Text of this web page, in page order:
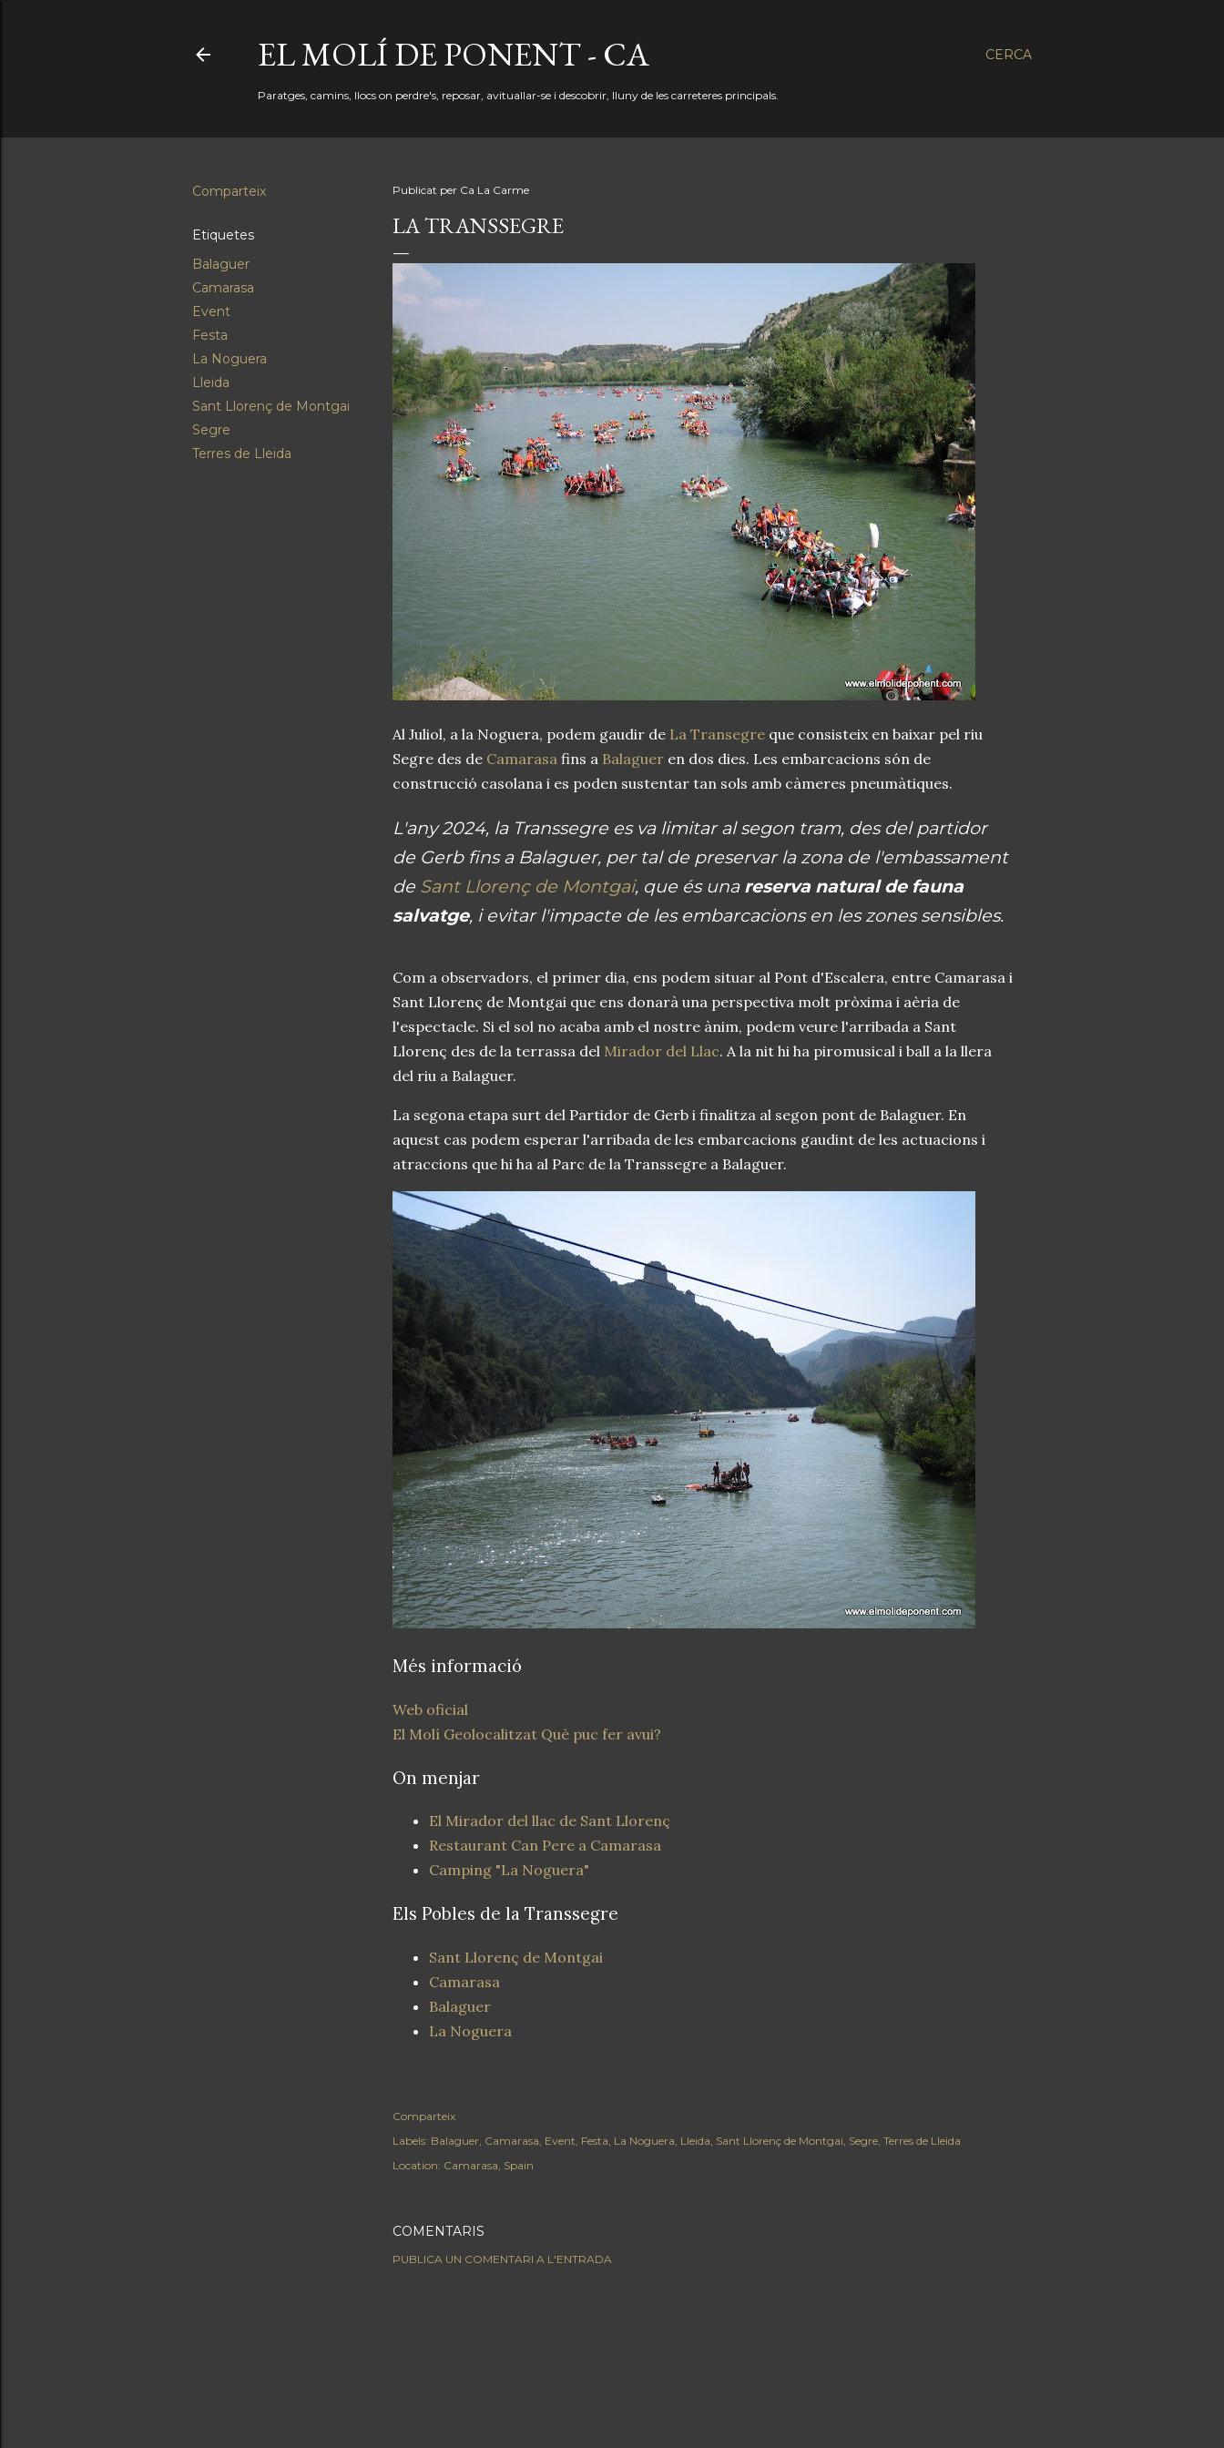
CERCA
EL MOLÍ DE PONENT - CA
Paratges, camins, llocs on perdre's, reposar, avituallar-se i descobrir, lluny de les carreteres principals.
Comparteix
Etiquetes
Balaguer
Camarasa
Event
Festa
La Noguera
Lleida
Sant Llorenç de Montgai
Segre
Terres de Lleida
Publicat per Ca La Carme
LA TRANSSEGRE
Al Juliol, a la Noguera, podem gaudir de La Transegre que consisteix en baixar pel riu
Segre des de Camarasa fins a Balaguer en dos dies. Les embarcacions són de
construcció casolana i es poden sustentar tan sols amb càmeres pneumàtiques.
L'any 2024, la Transsegre es va limitar al segon tram, des del partidor
de Gerb fins a Balaguer, per tal de preservar la zona de l'embassament
de Sant Llorenç de Montgai, que és una reserva natural de fauna
salvatge, i evitar l'impacte de les embarcacions en les zones sensibles.
Com a observadors, el primer dia, ens podem situar al Pont d'Escalera, entre Camarasa i
Sant Llorenç de Montgai que ens donarà una perspectiva molt pròxima i aèria de
l'espectacle. Si el sol no acaba amb el nostre ànim, podem veure l'arribada a Sant
Llorenç des de la terrassa del Mirador del Llac. A la nit hi ha piromusical i ball a la llera
del riu a Balaguer.
La segona etapa surt del Partidor de Gerb i finalitza al segon pont de Balaguer. En
aquest cas podem esperar l'arribada de les embarcacions gaudint de les actuacions i
atraccions que hi ha al Parc de la Transsegre a Balaguer.
Més informació
Web oficial
El Molí Geolocalitzat Què puc fer avui?
On menjar
El Mirador del llac de Sant Llorenç
Restaurant Can Pere a Camarasa
Camping "La Noguera"
Els Pobles de la Transsegre
Sant Llorenç de Montgai
Camarasa
Balaguer
La Noguera
Comparteix
Labels: Balaguer Camarasa Event Festa La Noguera Lleida Sant Llorenç de Montgai Segre Terres de Lleida
Location: Camarasa, Spain
COMENTARIS
PUBLICA UN COMENTARI A L'ENTRADA